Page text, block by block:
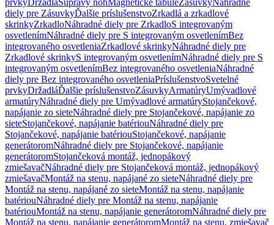
prvkyDržadláSúpravy nôhMagnetické tabuleZásuvkyNáhradné
diely pre ZásuvkyĎalšie príslušenstvoZrkadlá a zrkadlové
skrinkyZrkadloNáhradné diely pre ZrkadloS integrovaným
osvetlenímNáhradné diely pre S integrovaným osvetlenímBez
integrovaného osvetleniaZrkadlové skrinkyNáhradné diely pre
Zrkadlové skrinkyS integrovaným osvetlenímNáhradné diely pre S
integrovaným osvetlenímBez integrovaného osvetleniaNáhradné
diely pre Bez integrovaného osvetleniaPríslušenstvoSvetelné
prvkyDržadláĎalšie príslušenstvoZásuvkyArmatúryUmývadlové
armatúryNáhradné diely pre Umývadlové armatúryStojančekové,
napájanie zo sieteNáhradné diely pre Stojančekové, napájanie zo
sieteStojančekové, napájanie batériouNáhradné diely pre
Stojančekové, napájanie batériouStojančekové, napájanie
generátoromNáhradné diely pre Stojančekové, napájanie
generátoromStojančeková montáž, jednopákový
zmiešavačNáhradné diely pre Stojančeková montáž, jednopákový
zmiešavačMontáž na stenu, napájané zo sieteNáhradné diely pre
Montáž na stenu, napájané zo sieteMontáž na stenu, napájanie
batériouNáhradné diely pre Montáž na stenu, napájanie
batériouMontáž na stenu, napájanie generátoromNáhradné diely pre
Montáž na stenu, napájanie generátoromMontáž na stenu, zmiešavač